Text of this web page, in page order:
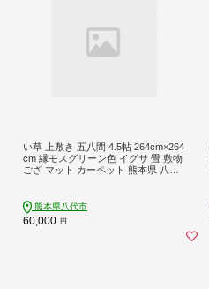
い草 上敷き 五八間 4.5帖 264cm×264
cm 縁モスグリーン色 イグサ 畳 敷物
ござ マット カーペット 熊本県 八代
熊本県八代市
60,000 円